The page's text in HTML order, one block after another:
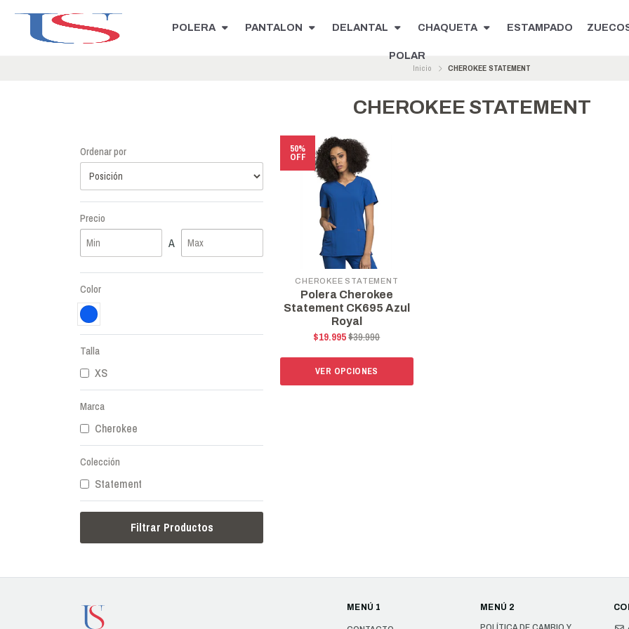
POLERA PANTALON DELANTAL CHAQUETA ESTAMPADO
POLAR
Inicio
CHEROKEE STATEMENT
CHEROKEE STATEMENT
Ordenar por
Precio
A
Color
Talla
XS
Marca
Cherokee
Colección
Statement
Filtrar Productos
50%
OFF
CHEROKEE STATEMENT
Polera Cherokee
Statement CK695 Azul
Royal
$19.995$39.990
VER OPCIONES
MENÚ 1 MENÚ 2